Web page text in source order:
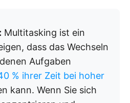
Multitasking ist ein
dass das Wechseln
Aufgaben
% ihrer Zeit bei hoher
kann. Wenn Sie sich